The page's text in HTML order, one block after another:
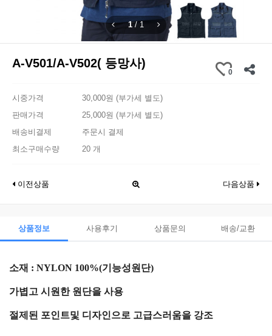
1/ 1
A-V501/A-V502( 등망사)
0
시중가격
30,000원 (부가세 별도)
판매가격
25,000원 (부가세 별도)
배송비결제
주문시 결제
최소구매수량
20 개
이전상품 다음상품
상품정보 사용후기 상품문의 배송/교환
소재 : NYLON 100%(기능성원단)
가볍고 시원한 원단을 사용
절제된 포인트및 디자인으로 고급스러움을 강조